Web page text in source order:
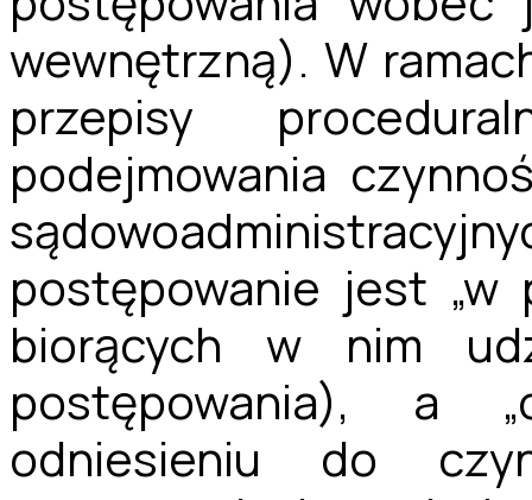
wewnętrzną). W
przepisy
podejmowania
postępowanie jest „w
biorących w nim
postępowania), a
odniesieniu do